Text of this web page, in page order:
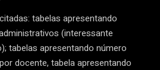
tabelas apresentando
(interessante
tabelas apresentando número
docente, tabela apresentando